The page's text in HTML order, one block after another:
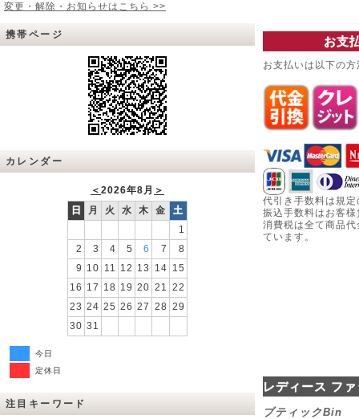
変更・解除・お知らせはこちら >>
携帯ページ
カレンダー
＜ 2026年8月 ＞
日
月 火 水 木 金
土
1
2
3 4 5 6 7
8
9 10 11 12 13 14 15
16 17 18 19 20 21 22
23 24 25 26 27 28 29
30 31
今日
定休日
注目キーワード
お支
お支払いは以下の
代引き手数料は規
振込手数料はお客
消費税は全て商品
ています。
レディース フ
ブティックBin